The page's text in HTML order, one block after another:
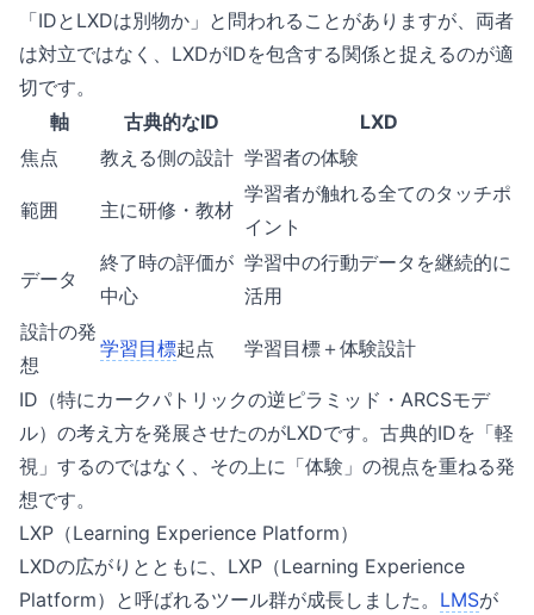
「IDとLXDは別物か」と問われることがありますが、両者
は対立ではなく、LXDがIDを包含する関係と捉えるのが適
切です。
軸
古典的なID
LXD
焦点
教える側の設計 学習者の体験
範囲 主に研修・教材
学習者が触れる全てのタッチポ
イント
データ
終了時の評価が
中心
学習中の行動データを継続的に
活用
設計の発
想
学習目標起点 学習目標＋体験設計
ID（特にカークパトリックの逆ピラミッド・ARCSモデ
ル）の考え方を発展させたのがLXDです。古典的IDを「軽
視」するのではなく、その上に「体験」の視点を重ねる発
想です。
LXP（Learning Experience Platform）
LXDの広がりとともに、LXP（Learning Experience
Platform）と呼ばれるツール群が成長しました。 LMSが